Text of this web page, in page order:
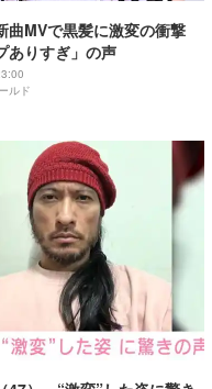
曲MVで黒髪に激変の衝撃
ありすぎ」の声
ルド